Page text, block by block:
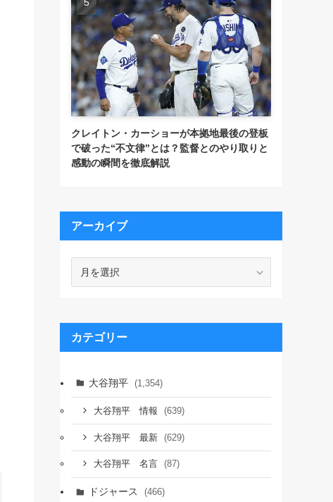
クレイトン・カーショーが本拠地最後の登板
で破った“不文律”とは？監督とのやり取りと
感動の瞬間を徹底解説
アーカイブ
ブ
カテゴリー
大谷翔平 (1,354)
大谷翔平 情報 (639)
大谷翔平 最新 (629)
大谷翔平 名言 (87)
ドジャース (466)